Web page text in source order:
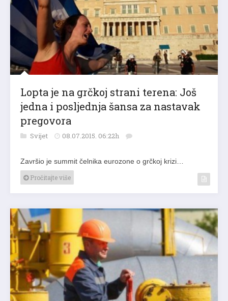
Lopta je na grčkoj strani terena: Još
jedna i posljednja šansa za nastavak
pregovora
Svijet 08.07.2015. 06:22h
Završio je summit čelnika eurozone o grčkoj krizi…
Pročitajte više